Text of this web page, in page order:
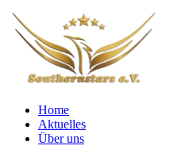
Home
Aktuelles
Über uns